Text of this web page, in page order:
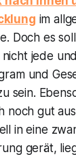
im
Doch es
nicht jede
und
sein.
noch gut
in eine
gerät,